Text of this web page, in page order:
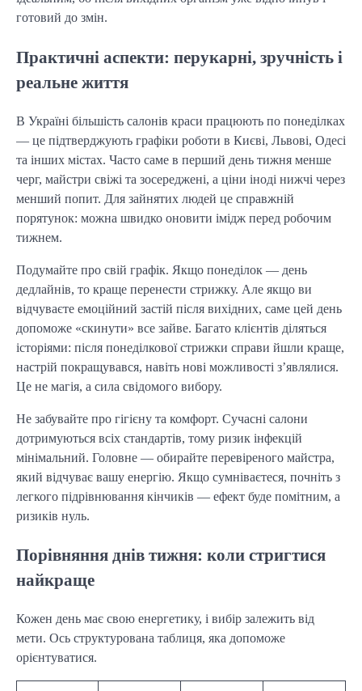
готовий до змін.
Практичні аспекти: перукарні, зручність і
реальне життя
В Україні більшість салонів краси працюють по понеділках
— це підтверджують графіки роботи в Києві, Львові, Одесі
та інших містах. Часто саме в перший день тижня менше
черг, майстри свіжі та зосереджені, а ціни іноді нижчі через
менший попит. Для зайнятих людей це справжній
порятунок: можна швидко оновити імідж перед робочим
тижнем.
Подумайте про свій графік. Якщо понеділок — день
дедлайнів, то краще перенести стрижку. Але якщо ви
відчуваєте емоційний застій після вихідних, саме цей день
допоможе «скинути» все зайве. Багато клієнтів діляться
історіями: після понеділкової стрижки справи йшли краще,
настрій покращувався, навіть нові можливості з’являлися.
Це не магія, а сила свідомого вибору.
Не забувайте про гігієну та комфорт. Сучасні салони
дотримуються всіх стандартів, тому ризик інфекцій
мінімальний. Головне — обирайте перевіреного майстра,
який відчуває вашу енергію. Якщо сумніваєтеся, почніть з
легкого підрівнювання кінчиків — ефект буде помітним, а
ризиків нуль.
Порівняння днів тижня: коли стригтися
найкраще
Кожен день має свою енергетику, і вибір залежить від
мети. Ось структурована таблиця, яка допоможе
орієнтуватися.